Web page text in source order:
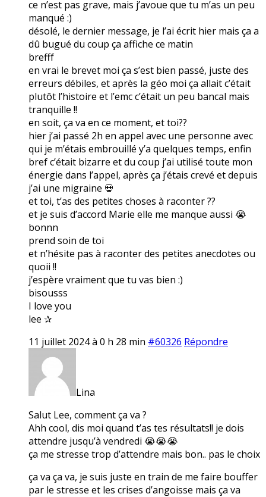
ce n’est pas grave, mais j’avoue que tu m’as un peu
manqué :)
désolé, le dernier message, je l’ai écrit hier mais ça a
dû bugué du coup ça affiche ce matin
brefff
en vrai le brevet moi ça s’est bien passé, juste des
erreurs débiles, et après la géo moi ça allait c’était
plutôt l’histoire et l’emc c’était un peu bancal mais
tranquille !!
en soit, ça va en ce moment, et toi??
hier j’ai passé 2h en appel avec une personne avec
qui je m’étais embrouillé y’a quelques temps, enfin
bref c’était bizarre et du coup j’ai utilisé toute mon
énergie dans l’appel, après ça j’étais crevé et depuis
j’ai une migraine 💀
et toi, t’as des petites choses à raconter ??
et je suis d’accord Marie elle me manque aussi 😭
bonnn
prend soin de toi
et n’hésite pas à raconter des petites anecdotes ou
quoii !!
j’espère vraiment que tu vas bien :)
bisousss
I love you
lee ✰
11 juillet 2024 à 0 h 28 min #60326 Répondre
Lina
Salut Lee, comment ça va ?
Ahh cool, dis moi quand t’as tes résultats!! je dois
attendre jusqu’à vendredi 😭😭😭
ça me stresse trop d’attendre mais bon.. pas le choix
ça va ça va, je suis juste en train de me faire bouffer
par le stresse et les crises d’angoisse mais ça va